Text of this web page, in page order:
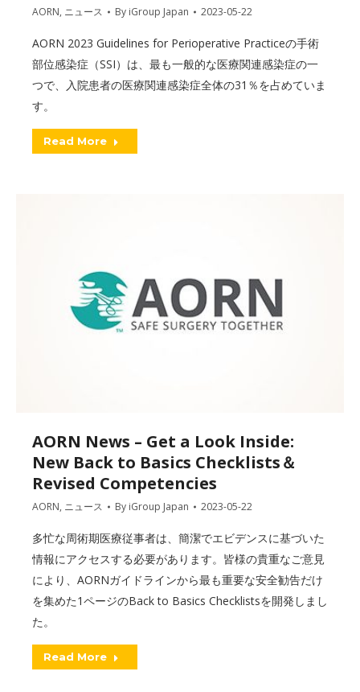
AORN, ニュース By iGroup Japan 2023-05-22
AORN 2023 Guidelines for Perioperative Practiceの手術
部位感染症（SSI）は、最も一般的な医療関連感染症の一
つで、入院患者の医療関連感染症全体の31％を占めていま
す。
Read More
AORN News – Get a Look Inside:
New Back to Basics Checklists＆
Revised Competencies
AORN, ニュース By iGroup Japan 2023-05-22
多忙な周術期医療従事者は、簡潔でエビデンスに基づいた
情報にアクセスする必要があります。皆様の貴重なご意見
により、AORNガイドラインから最も重要な安全勧告だけ
を集めた1ページのBack to Basics Checklistsを開発しまし
た。
Read More